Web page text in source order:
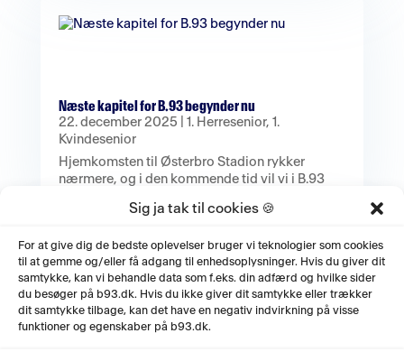
Sig ja tak til cookies 🍪
For at give dig de bedste oplevelser bruger vi teknologier som cookies
til at gemme og/eller få adgang til enhedsoplysninger. Hvis du giver dit
samtykke, kan vi behandle data som f.eks. din adfærd og hvilke sider
du besøger på b93.dk. Hvis du ikke giver dit samtykke eller trækker
dit samtykke tilbage, kan det have en negativ indvirkning på visse
funktioner og egenskaber på b93.dk.
Næste kapitel for B.93 begynder nu
22. december 2025 1. Herresenior, 1.
Kvindesenior
Hjemkomsten til Østerbro Stadion rykker
nærmere, og i den kommende tid vil vi i B.93